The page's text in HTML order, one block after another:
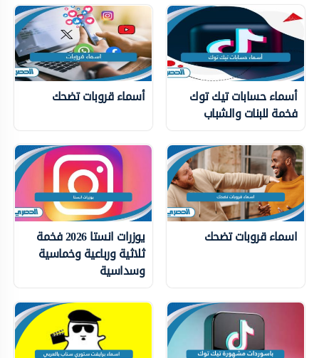
أسماء حسابات تيك توك
فخمة للبنات والشباب
أسماء قروبات تضحك
اسماء قروبات تضحك يوزرات انستا 2026 فخمة
ثلاثية ورباعية وخماسية
وسداسية